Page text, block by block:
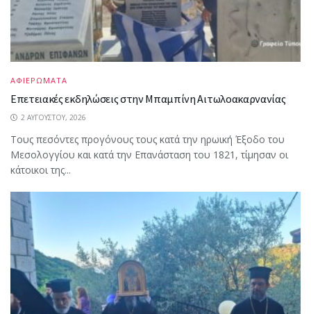
ΑΦΙΕΡΩΜΑΤΑ
Επετειακές εκδηλώσεις στην Μπαμπίνη Αιτωλοακαρνανίας
2 ΑΥΓΟΎΣΤΟΥ, 2026
Τους πεσόντες προγόνους τους κατά την ηρωική Έξοδο του
Μεσολογγίου και κατά την Επανάσταση του 1821, τίμησαν οι
κάτοικοι της...